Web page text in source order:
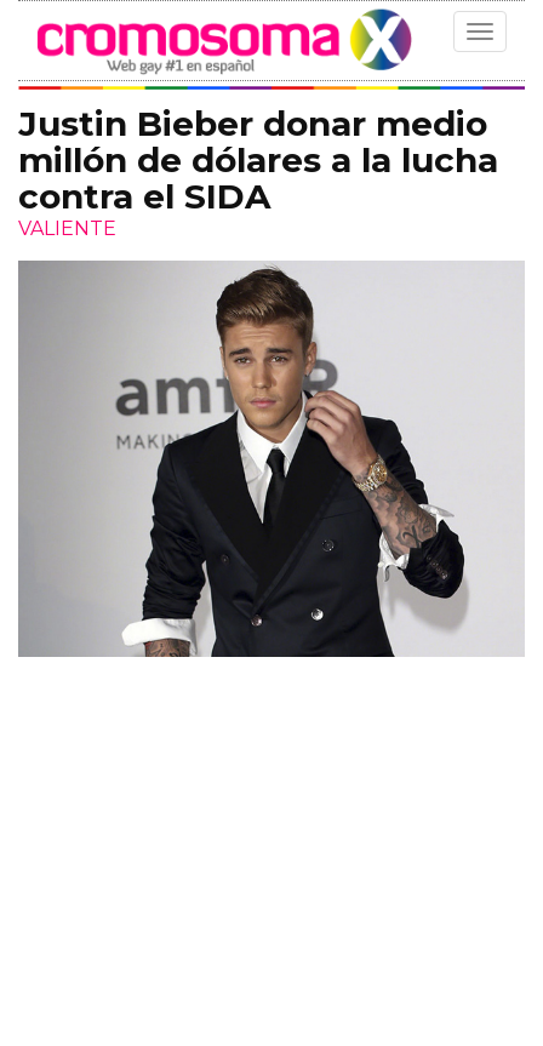
Toggle
Justin Bieber donar medio
millón de dólares a la lucha
contra el SIDA
VALIENTE